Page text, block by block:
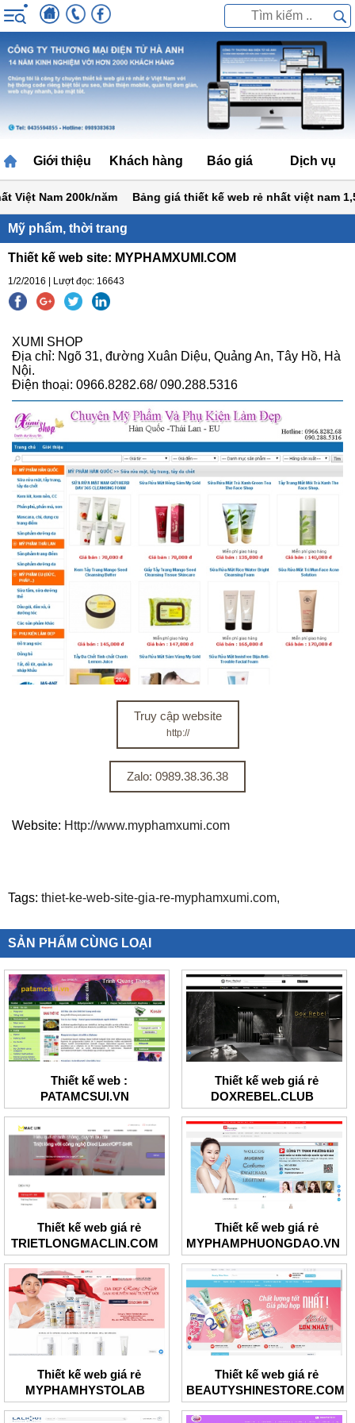
Giới thiệu Khách hàng Báo giá Dịch vụ
Nam 200k/năm Bảng giá thiết kế web rẻ nhất việt nam 1,5
Mỹ phẩm, thời trang
Thiết kế web site: MYPHAMXUMI.COM
1/2/2016 | Lượt đọc: 16643
XUMI SHOP
Địa chỉ: Ngõ 31, đường Xuân Diệu, Quảng An, Tây Hồ, Hà
Nội.
Điện thoại: 0966.8282.68/ 090.288.5316
Truy cập website
http://
Zalo: 0989.38.36.38
Website: Http://www.myphamxumi.com
Tags: thiet-ke-web-site-gia-re-myphamxumi.com,
SẢN PHẨM CÙNG LOẠI
Thiết kế web :
PATAMCSUI.VN
Thiết kế web giá rẻ
DOXREBEL.CLUB
Thiết kế web giá rẻ
TRIETLONGMACLIN.COM
Thiết kế web giá rẻ
MYPHAMPHUONGDAO.VN
Thiết kế web giá rẻ
MYPHAMHYSTOLAB
Thiết kế web giá rẻ
BEAUTYSHINESTORE.COM